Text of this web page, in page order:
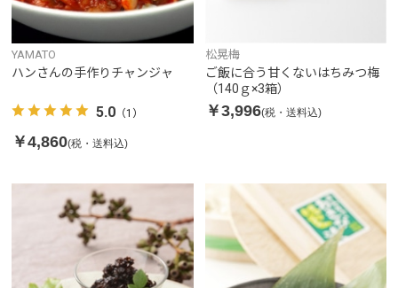
YAMATO
ハンさんの手作りチャンジャ
5.0 （1）
￥4,860(税・送料込)
松晃梅
ご飯に合う甘くないはちみつ梅
（140ｇ×3箱）
￥3,996(税・送料込)